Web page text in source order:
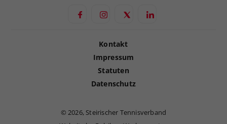
Kontakt
Impressum
Statuten
Datenschutz
©2026, Steirischer Tennisverband